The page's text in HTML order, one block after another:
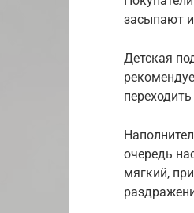
засыпают
Детская
очередь
мягкий,